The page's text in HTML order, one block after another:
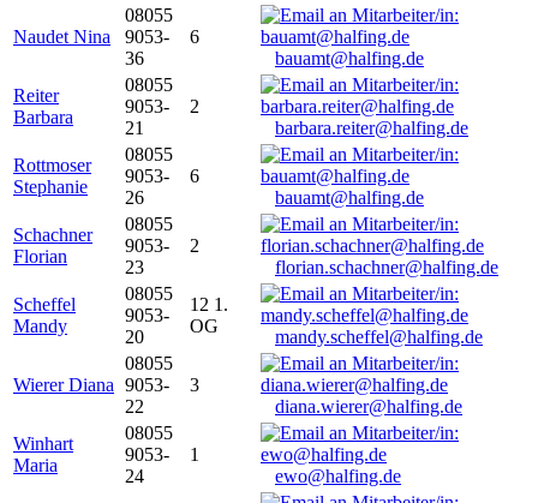
Naudet Nina
08055
9053-
36
6
bauamt@halfing.de
Reiter
Barbara
08055
9053-
21
2
barbara.reiter@halfing.de
Rottmoser
Stephanie
08055
9053-
26
6
bauamt@halfing.de
Schachner
Florian
08055
9053-
23
2
florian.schachner@halfing.de
Scheffel
Mandy
08055
9053-
20
12 1.
OG
mandy.scheffel@halfing.de
Wierer Diana
08055
9053-
22
3
diana.wierer@halfing.de
Winhart
Maria
08055
9053-
24
1
ewo@halfing.de